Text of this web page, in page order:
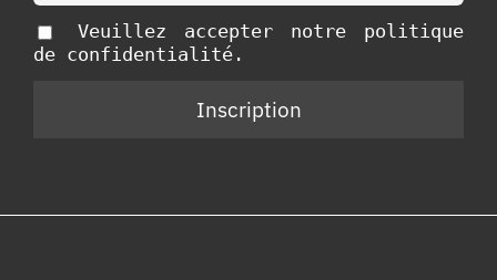
Veuillez accepter notre politique
de confidentialité.